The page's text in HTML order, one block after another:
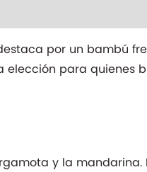
por un bambú
elección para quienes
y la mandarina.